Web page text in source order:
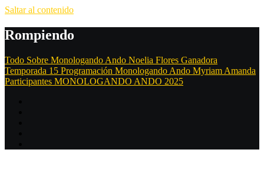
Saltar al contenido
Rompiendo
Todo Sobre Monologando Ando Noelia Flores Ganadora
Temporada 15 Programación Monologando Ando Myriam Amanda
Participantes MONOLOGANDO ANDO 2025